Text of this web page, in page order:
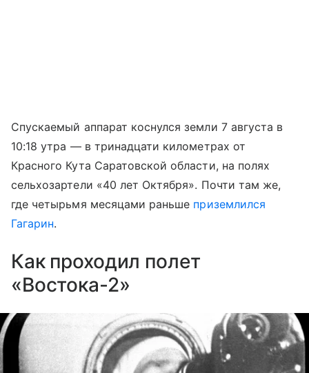
Спускаемый аппарат коснулся земли 7 августа в
10:18 утра — в тринадцати километрах от
Красного Кута Саратовской области, на полях
сельхозартели «40 лет Октября». Почти там же,
где четырьмя месяцами раньше приземлился
Гагарин.
Как проходил полет
«Востока-2»